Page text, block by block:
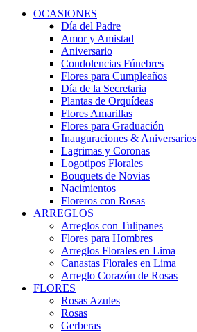
OCASIONES
Día del Padre
Amor y Amistad
Aniversario
Condolencias Fúnebres
Flores para Cumpleaños
Día de la Secretaria
Plantas de Orquídeas
Flores Amarillas
Flores para Graduación
Inauguraciones & Aniversarios
Lagrimas y Coronas
Logotipos Florales
Bouquets de Novias
Nacimientos
Floreros con Rosas
ARREGLOS
Arreglos con Tulipanes
Flores para Hombres
Arreglos Florales en Lima
Canastas Florales en Lima
Arreglo Corazón de Rosas
FLORES
Rosas Azules
Rosas
Gerberas